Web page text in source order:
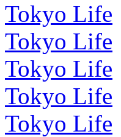
Tokyo Life
Tokyo Life
Tokyo Life
Tokyo Life
Tokyo Life